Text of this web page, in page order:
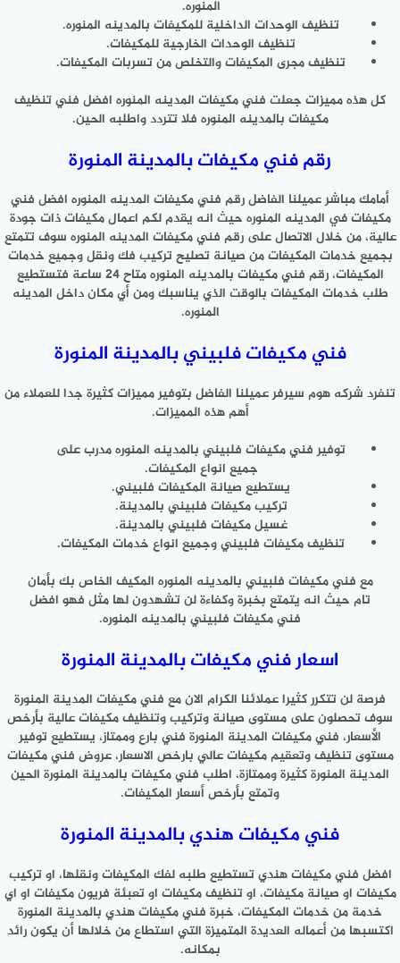
المنوره.
تنظيف الوحدات الداخلية للمكيفات بالمدينه المنوره.
تنظيف الوحدات الخارجية للمكيفات.
تنظيف مجرى المكيفات والتخلص من تسربات المكيفات.
كل هذه مميزات جعلت فني مكيفات المدينه المنوره افضل فني تنظيف
مكيفات بالمدينه المنوره فلا تتردد واطلبه الحين.
رقم فني مكيفات بالمدينة المنورة
أمامك مباشر عميلنا الفاضل رقم فني مكيفات المدينه المنوره افضل فني
مكيفات في المدينه المنوره حيث انه يقدم لكم اعمال مكيفات ذات جودة
عالية، من خلال الاتصال على رقم فني مكيفات المدينه المنوره سوف تتمتع
بجميع خدمات المكيفات من صيانة تصليح تركيب فك ونقل وجميع خدمات
المكيفات، رقم فني مكيفات بالمدينه المنوره متاح 24 ساعة فتستطيع
طلب خدمات المكيفات بالوقت الذي يناسبك ومن أي مكان داخل المدينه
المنوره.
فني مكيفات فلبيني بالمدينة المنورة
تنفرد شركه هوم سيرفر عميلنا الفاضل بتوفير مميزات كثيرة جدا للعملاء من
أهم هذه المميزات.
توفير فني مكيفات فلبيني بالمدينه المنوره مدرب على
جميع انواع المكيفات.
يستطيع صيانة المكيفات فلبيني.
تركيب مكيفات فلبيني بالمدينة.
غسيل مكيفات فلبيني بالمدينة.
تنظيف مكيفات فلبيني وجميع انواع خدمات المكيفات.
مع فني مكيفات فلبيني بالمدينه المنوره المكيف الخاص بك بأمان
تام حيث انه يتمتع بخبرة وكفاءة لن تشهدون لها مثل فهو افضل
فني مكيفات فلبيني بالمدينه المنوره.
اسعار فني مكيفات بالمدينة المنورة
فرصة لن تتكرر كثيرا عملائنا الكرام الان مع فني مكيفات المدينة المنورة
سوف تحصلون على مستوى صيانة وتركيب وتنظيف مكيفات عالية بأرخص
الأسعار، فني مكيفات المدينة المنورة فني بارع وممتاز، يستطيع توفير
مستوى تنظيف وتعقيم مكيفات عالي بارخص الاسعار، عروض فني مكيفات
المدينة المنورة كثيرة وممتازة، اطلب فني مكيفات بالمدينة المنورة الحين
وتمتع بأرخص أسعار المكيفات.
فني مكيفات هندي بالمدينة المنورة
افضل فني مكيفات هندي تستطيع طلبه لفك المكيفات ونقلها، او تركيب
مكيفات او صيانة مكيفات، او تنظيف مكيفات او تعبئة فريون مكيفات او اي
خدمة من خدمات المكيفات، خبرة فني مكيفات هندي بالمدينة المنورة
اكتسبها من أعماله العديدة المتميزة التي استطاع من خلالها أن يكون رائد
بمكانه.